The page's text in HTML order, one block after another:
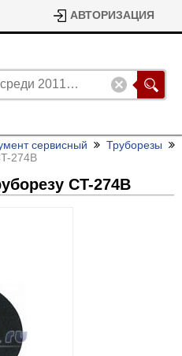
АВТОРИЗАЦИЯ
сервисный
Труборезы
274В
CT-274В